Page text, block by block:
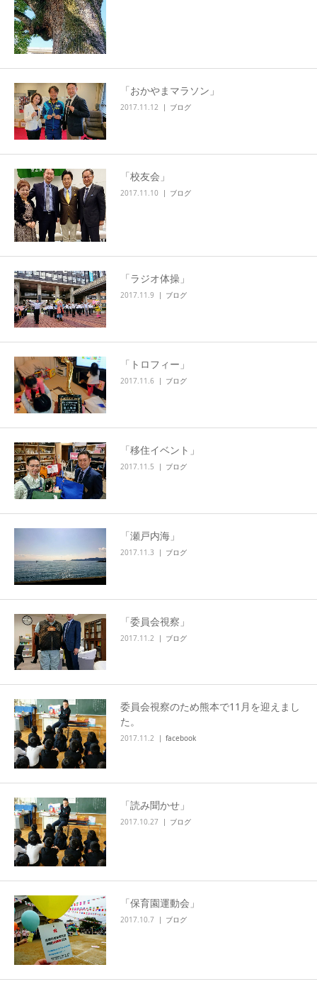
「おかやまマラソン」
2017.11.12 ブログ
「校友会」
2017.11.10 ブログ
「ラジオ体操」
2017.11.9 ブログ
「トロフィー」
2017.11.6 ブログ
「移住イベント」
2017.11.5 ブログ
「瀬戸内海」
2017.11.3 ブログ
「委員会視察」
2017.11.2 ブログ
委員会視察のため熊本で11月を迎えまし
た。
2017.11.2 facebook
「読み聞かせ」
2017.10.27 ブログ
「保育園運動会」
2017.10.7 ブログ